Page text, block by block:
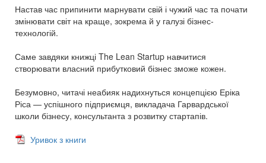
Настав час припинити марнувати свій і чужий час та почати
змінювати світ на краще, зокрема й у галузі бізнес-
технологій.
Саме завдяки книжці The Lean Startup навчитися
створювати власний прибутковий бізнес зможе кожен.
Безумовно, читачі неабияк надихнуться концепцією Еріка
Ріса — успішного підприємця, викладача Гарвардської
школи бізнесу, консультанта з розвитку стартапів.
Уривок з книги